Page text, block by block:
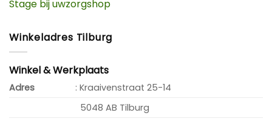
Stage bij uwzorgshop
Winkeladres Tilburg
Winkel & Werkplaats
Adres
: Kraaivenstraat 25-14
5048 AB Tilburg